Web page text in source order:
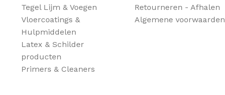
Tegel Lijm & Voegen
Vloercoatings &
Hulpmiddelen
Latex & Schilder
producten
Primers & Cleaners
Retourneren - Afhalen
Algemene voorwaarden